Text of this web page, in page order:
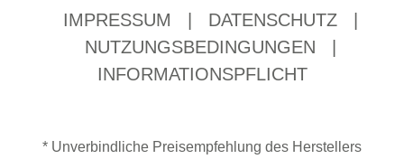
IMPRESSUM DATENSCHUTZ
NUTZUNGSBEDINGUNGEN
INFORMATIONSPFLICHT
* Unverbindliche Preisempfehlung des Herstellers